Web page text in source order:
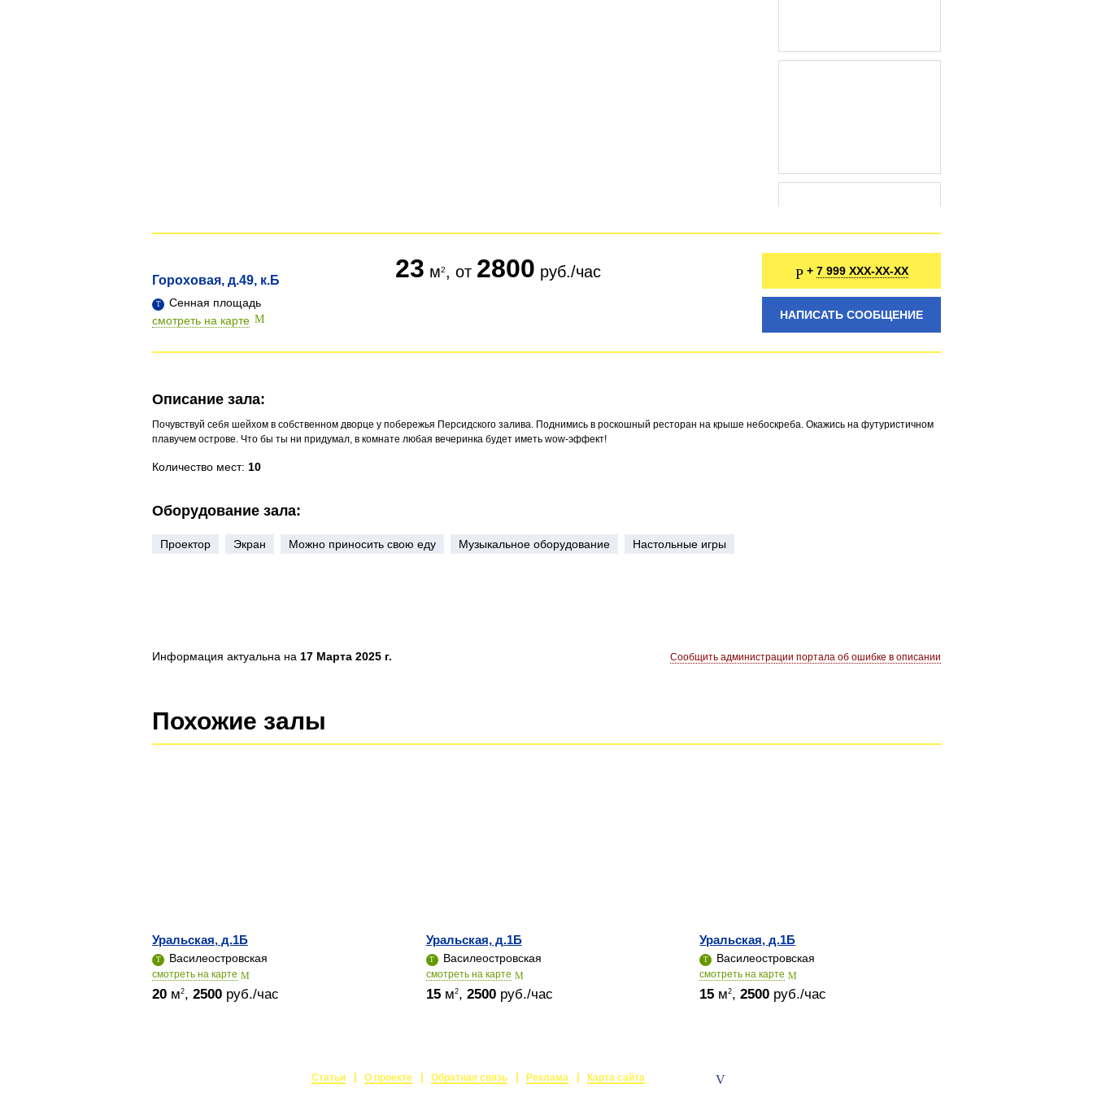
Гороховая, д.49, к.Б
Сенная площадь
смотреть на карте
23 м , от 2800 руб./час + 7 999 XXX-XX-XX
НАПИСАТЬ СООБЩЕНИЕ
Описание зала:
Почувствуй себя шейхом в собственном дворце у побережья Персидского залива. Поднимись в роскошный ресторан на крыше небоскреба. Окажись на футуристичном
плавучем острове. Что бы ты ни придумал, в комнате любая вечеринка будет иметь wow-эффект!
Количество мест: 10
Оборудование зала:
Проектор Экран Можно приносить свою еду Музыкальное оборудование Настольные игры
Сообщить администрации портала об ошибке в описании
Информация актуальна на 17 Марта 2025 г.
Похожие залы
Уральская, д.1Б
Василеостровская
cмотреть на карте
20 м2, 2500 руб./час
Уральская, д.1Б
Василеостровская
cмотреть на карте
15м2, 2500руб./час
Уральская, д.1Б
Василеостровская
cмотреть на карте
15 м2,2500 руб./час
Статьи О проекте Обратная связь Реклама Карта сайта